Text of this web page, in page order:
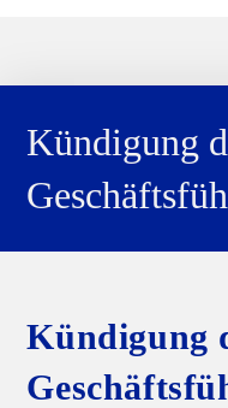
Kündigung
Kündigung